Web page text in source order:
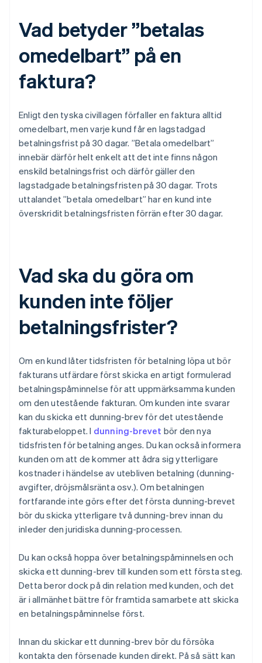
Vad betyder ”betalas
omedelbart” på en
faktura?
Enligt den tyska civillagen förfaller en faktura alltid
omedelbart, men varje kund får en lagstadgad
betalningsfrist på 30 dagar. ”Betala omedelbart”
innebär därför helt enkelt att det inte finns någon
enskild betalningsfrist och därför gäller den
lagstadgade betalningsfristen på 30 dagar. Trots
uttalandet ”betala omedelbart” har en kund inte
överskridit betalningsfristen förrän efter 30 dagar.
Vad ska du göra om
kunden inte följer
betalningsfrister?
Om en kund låter tidsfristen för betalning löpa ut bör
fakturans utfärdare först skicka en artigt formulerad
betalningspåminnelse för att uppmärksamma kunden
om den utestående fakturan. Om kunden inte svarar
kan du skicka ett dunning-brev för det utestående
fakturabeloppet. I dunning-brevet bör den nya
tidsfristen för betalning anges. Du kan också informera
kunden om att de kommer att ådra sig ytterligare
kostnader i händelse av utebliven betalning (dunning-
avgifter, dröjsmålsränta osv.). Om betalningen
fortfarande inte görs efter det första dunning-brevet
bör du skicka ytterligare två dunning-brev innan du
inleder den juridiska dunning-processen.
Du kan också hoppa över betalningspåminnelsen och
skicka ett dunning-brev till kunden som ett första steg.
Detta beror dock på din relation med kunden, och det
är i allmänhet bättre för framtida samarbete att skicka
en betalningspåminnelse först.
Innan du skickar ett dunning-brev bör du försöka
kontakta den försenade kunden direkt. På så sätt kan